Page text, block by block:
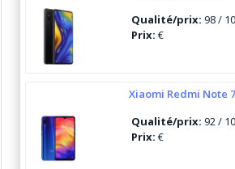
Qualité/prix: 98 /
Prix: €
Xiaomi Redmi Note 7
Qualité/prix: 92 /
Prix: €